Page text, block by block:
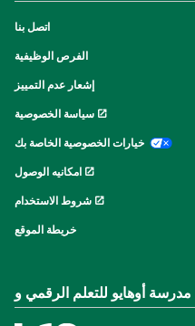
اتصل بنا
الفرص الوظيفية
إشعار عدم التمييز
سياسة الخصوصية
خيارات الخصوصية الخاصة بك
امكانيه الوصول
شروط الاستخدام
خريطة الموقع